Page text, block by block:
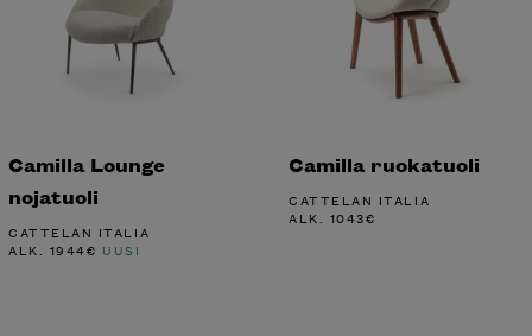
Camilla Lounge
nojatuoli
CATTELAN ITALIA
ALK. 1944€ UUSI
Camilla ruokatuoli
CATTELAN ITALIA
ALK. 1043€